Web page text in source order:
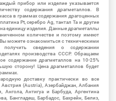
прибор или изделие указывается
содержания драгметаллов. В
в граммах содержания драгоценных
Pt, серебро Ag, тантал Ta и другие
единицу изделия. Данные драгметаллы
количестве и поэтому имеют
можете ознакомиться с техническими
получить сведения о содержании
производства СССР. Обращаем
содержание драгметаллов на 10-25%
сторону! Цена драгметаллов будет
доставку практически во все
(Austria), Азербайджан, Албания
Антигуа и Барбуда, Аргентина
Бангладеш, Барбадос, Бахрейн, Белиз,